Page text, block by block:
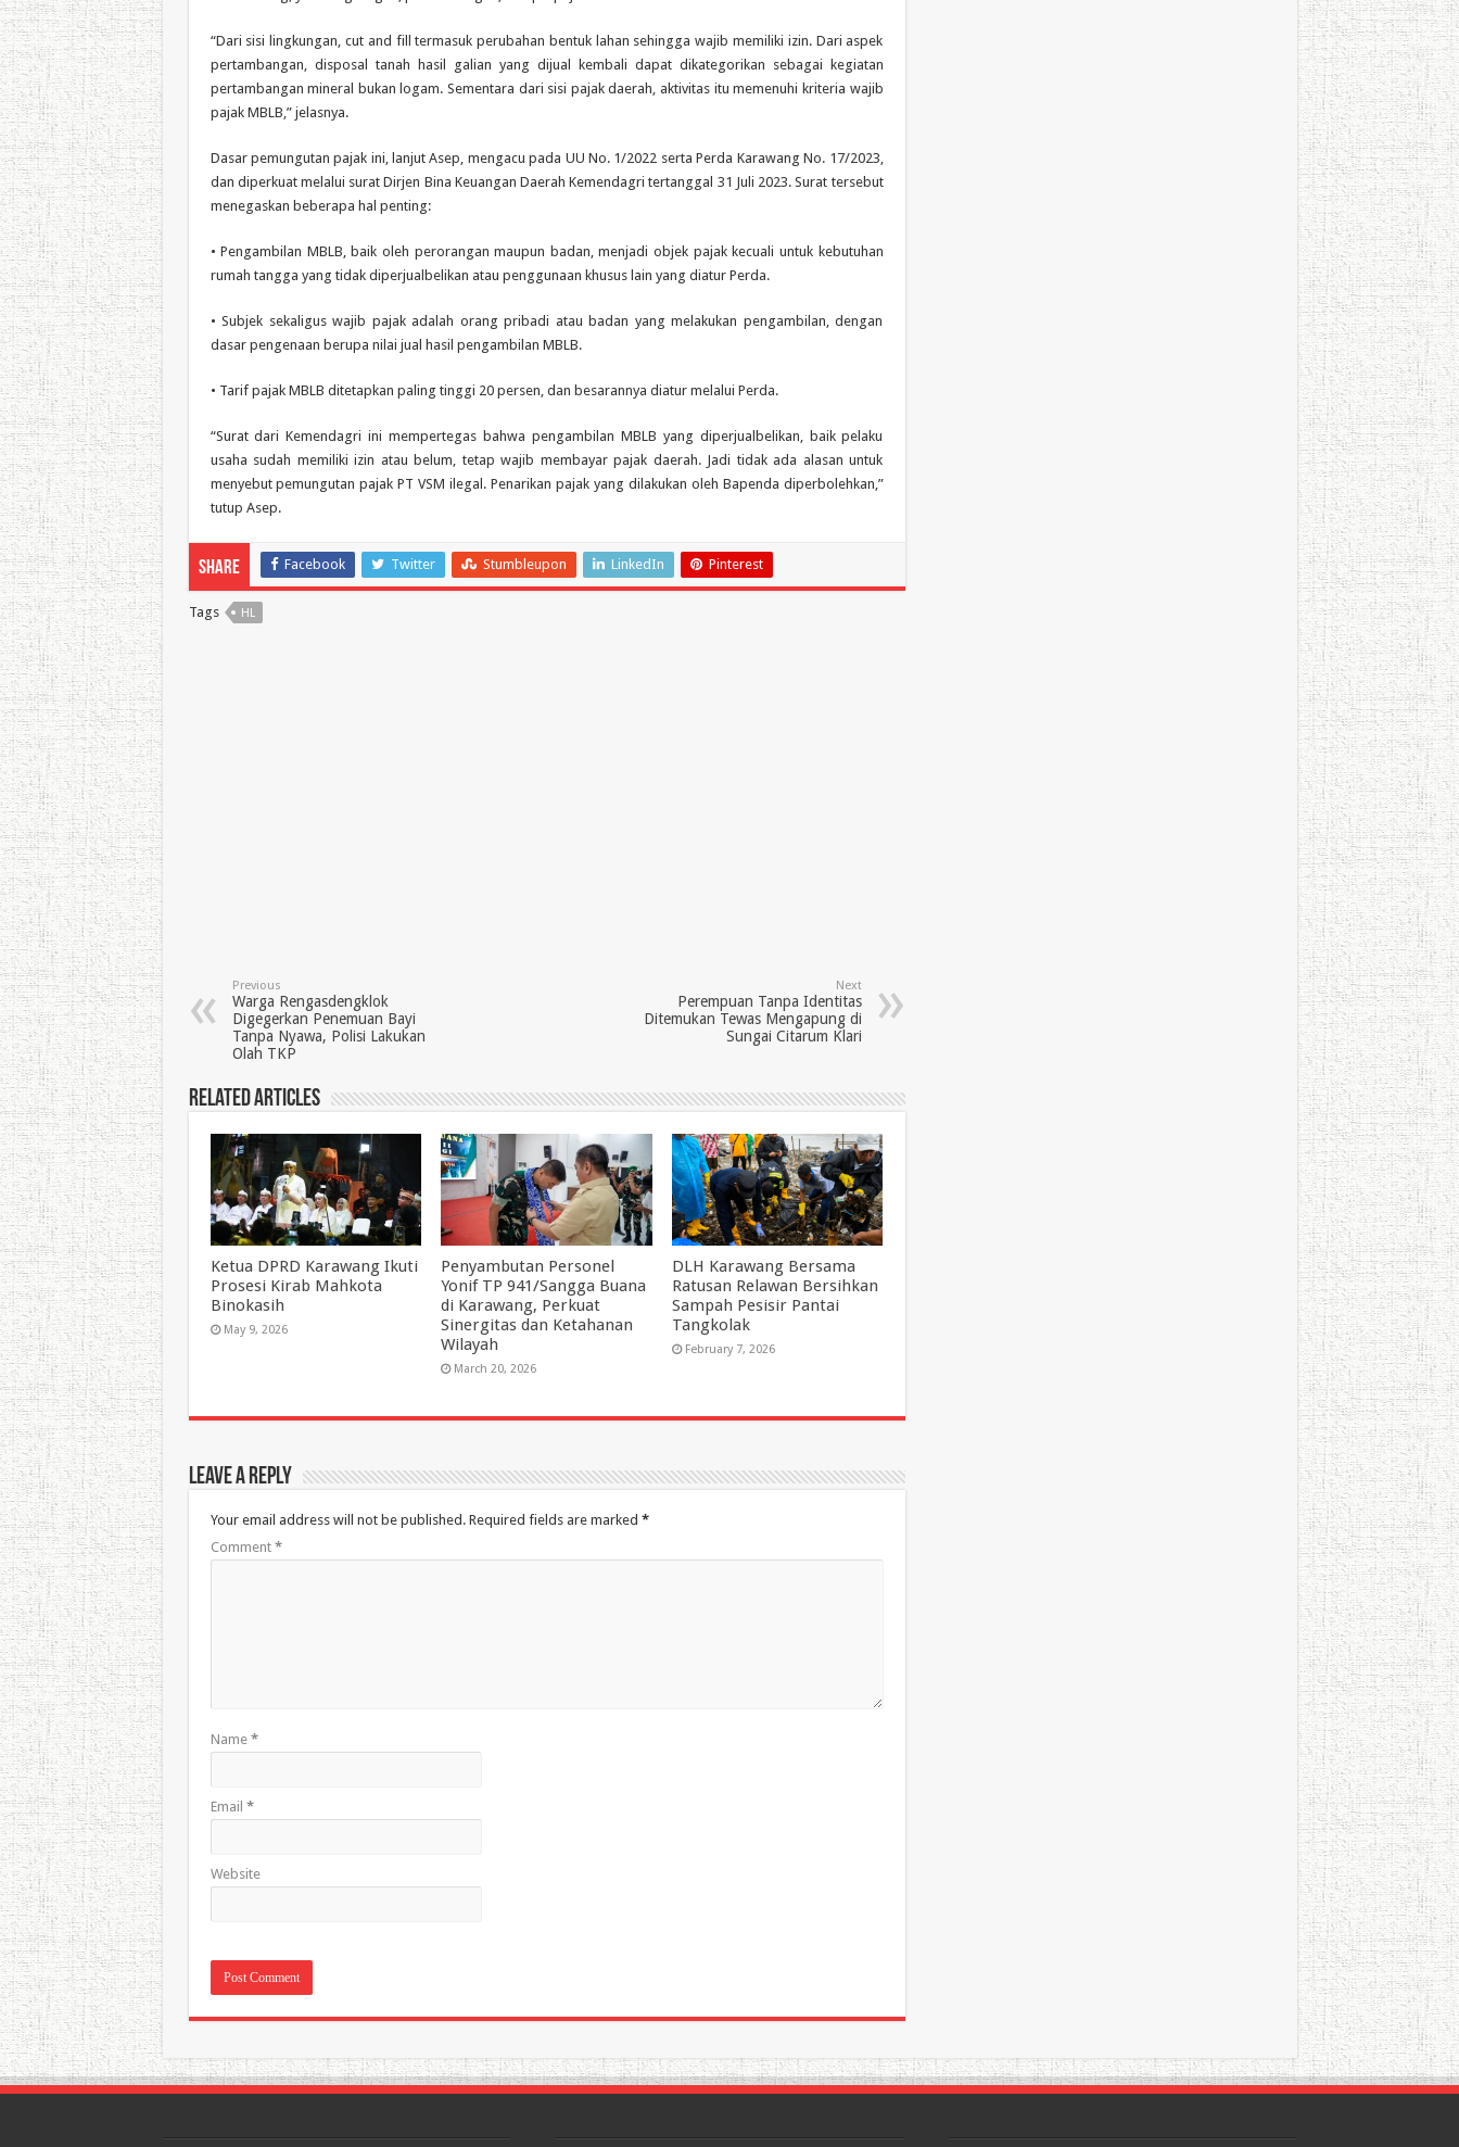
“Dari sisi lingkungan, cut and fill termasuk perubahan bentuk lahan sehingga wajib memiliki izin. Dari aspek
pertambangan, disposal tanah hasil galian yang dijual kembali dapat dikategorikan sebagai kegiatan
pertambangan mineral bukan logam. Sementara dari sisi pajak daerah, aktivitas itu memenuhi kriteria wajib
pajak MBLB,” jelasnya.
Dasar pemungutan pajak ini, lanjut Asep, mengacu pada UU No. 1/2022 serta Perda Karawang No. 17/2023,
dan diperkuat melalui surat Dirjen Bina Keuangan Daerah Kemendagri tertanggal 31 Juli 2023. Surat tersebut
menegaskan beberapa hal penting:
• Pengambilan MBLB, baik oleh perorangan maupun badan, menjadi objek pajak kecuali untuk kebutuhan
rumah tangga yang tidak diperjualbelikan atau penggunaan khusus lain yang diatur Perda.
• Subjek sekaligus wajib pajak adalah orang pribadi atau badan yang melakukan pengambilan, dengan
dasar pengenaan berupa nilai jual hasil pengambilan MBLB.
• Tarif pajak MBLB ditetapkan paling tinggi 20 persen, dan besarannya diatur melalui Perda.
“Surat dari Kemendagri ini mempertegas bahwa pengambilan MBLB yang diperjualbelikan, baik pelaku
usaha sudah memiliki izin atau belum, tetap wajib membayar pajak daerah. Jadi tidak ada alasan untuk
menyebut pemungutan pajak PT VSM ilegal. Penarikan pajak yang dilakukan oleh Bapenda diperbolehkan,”
tutup Asep.
Share Facebook Twitter Stumbleupon LinkedIn Pinterest
Tags HL
Previous
Warga Rengasdengklok
Digegerkan Penemuan Bayi
Tanpa Nyawa, Polisi Lakukan
Olah TKP
Next
Perempuan Tanpa Identitas
Ditemukan Tewas Mengapung di
Sungai Citarum Klari
Related Articles
Ketua DPRD Karawang Ikuti
Prosesi Kirab Mahkota
Binokasih
May 9, 2026
Penyambutan Personel
Yonif TP 941/Sangga Buana
di Karawang, Perkuat
Sinergitas dan Ketahanan
Wilayah
March 20, 2026
DLH Karawang Bersama
Ratusan Relawan Bersihkan
Sampah Pesisir Pantai
Tangkolak
February 7, 2026
Leave a Reply
Your email address will not be published. Required fields are marked *
Comment *
Name *
Email *
Website